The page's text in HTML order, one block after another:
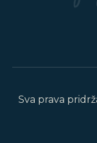
Sva prava